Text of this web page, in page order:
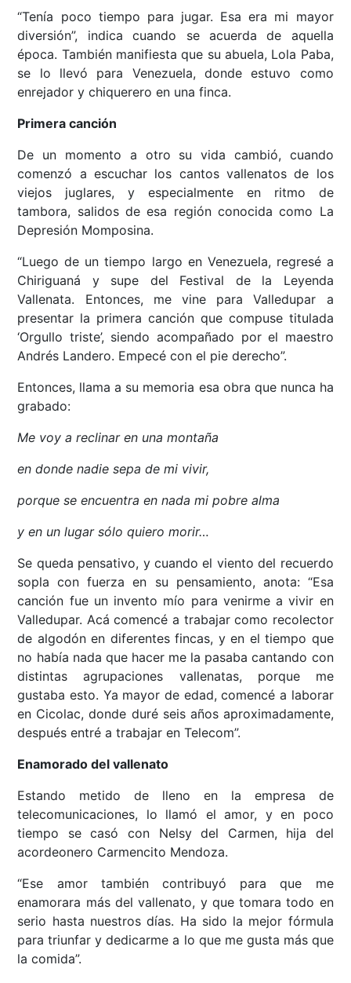
“Tenía poco tiempo para jugar. Esa era mi mayor
diversión”, indica cuando se acuerda de aquella
época. También manifiesta que su abuela, Lola Paba,
se lo llevó para Venezuela, donde estuvo como
enrejador y chiquerero en una finca.
Primera canción
De un momento a otro su vida cambió, cuando
comenzó a escuchar los cantos vallenatos de los
viejos juglares, y especialmente en ritmo de
tambora, salidos de esa región conocida como La
Depresión Momposina.
“Luego de un tiempo largo en Venezuela, regresé a
Chiriguaná y supe del Festival de la Leyenda
Vallenata. Entonces, me vine para Valledupar a
presentar la primera canción que compuse titulada
‘Orgullo triste’, siendo acompañado por el maestro
Andrés Landero. Empecé con el pie derecho”.
Entonces, llama a su memoria esa obra que nunca ha
grabado:
Me voy a reclinar en una montaña
en donde nadie sepa de mi vivir,
porque se encuentra en nada mi pobre alma
y en un lugar sólo quiero morir…
Se queda pensativo, y cuando el viento del recuerdo
sopla con fuerza en su pensamiento, anota: “Esa
canción fue un invento mío para venirme a vivir en
Valledupar. Acá comencé a trabajar como recolector
de algodón en diferentes fincas, y en el tiempo que
no había nada que hacer me la pasaba cantando con
distintas agrupaciones vallenatas, porque me
gustaba esto. Ya mayor de edad, comencé a laborar
en Cicolac, donde duré seis años aproximadamente,
después entré a trabajar en Telecom”.
Enamorado del vallenato
Estando metido de lleno en la empresa de
telecomunicaciones, lo llamó el amor, y en poco
tiempo se casó con Nelsy del Carmen, hija del
acordeonero Carmencito Mendoza.
“Ese amor también contribuyó para que me
enamorara más del vallenato, y que tomara todo en
serio hasta nuestros días. Ha sido la mejor fórmula
para triunfar y dedicarme a lo que me gusta más que
la comida”.